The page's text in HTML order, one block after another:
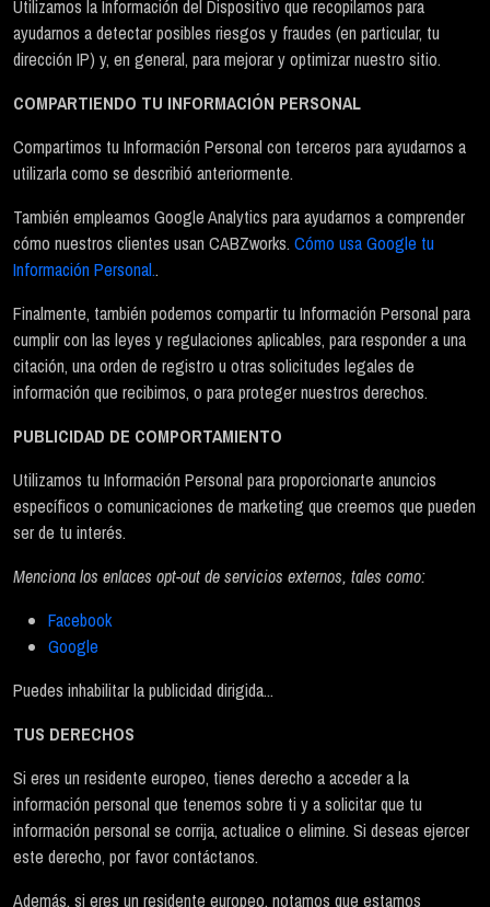
Utilizamos la Información del Dispositivo que recopilamos para
ayudarnos a detectar posibles riesgos y fraudes (en particular, tu
dirección IP) y, en general, para mejorar y optimizar nuestro sitio.
COMPARTIENDO TU INFORMACIÓN PERSONAL
Compartimos tu Información Personal con terceros para ayudarnos a
utilizarla como se describió anteriormente.
También empleamos Google Analytics para ayudarnos a comprender
cómo nuestros clientes usan CABZworks. Cómo usa Google tu
Información Personal..
Finalmente, también podemos compartir tu Información Personal para
cumplir con las leyes y regulaciones aplicables, para responder a una
citación, una orden de registro u otras solicitudes legales de
información que recibimos, o para proteger nuestros derechos.
PUBLICIDAD DE COMPORTAMIENTO
Utilizamos tu Información Personal para proporcionarte anuncios
específicos o comunicaciones de marketing que creemos que pueden
ser de tu interés.
Menciona los enlaces opt-out de servicios externos, tales como:
Facebook
Google
Puedes inhabilitar la publicidad dirigida...
TUS DERECHOS
Si eres un residente europeo, tienes derecho a acceder a la
información personal que tenemos sobre ti y a solicitar que tu
información personal se corrija, actualice o elimine. Si deseas ejercer
este derecho, por favor contáctanos.
Además, si eres un residente europeo, notamos que estamos